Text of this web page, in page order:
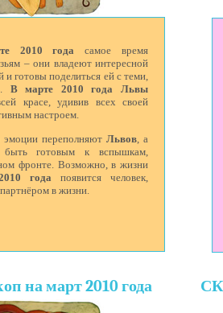
2010 года самое время
– они владеют интересной
и готовы поделиться ей с теми,
В марте 2010 года Львы
красе, удивив всех своей
настроем.
эмоции переполняют Львов , а
готовым к вспышкам,
фронте. Возможно, в жизни
года появится человек,
в жизни.
на март 2010 года